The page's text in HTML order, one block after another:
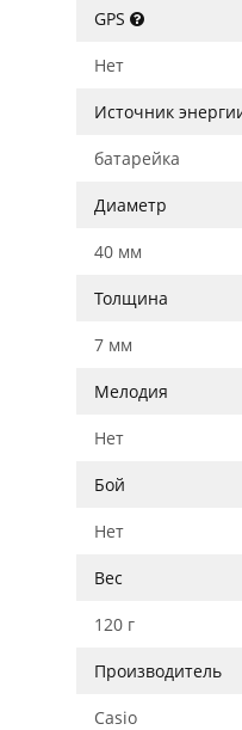
GPS
Нет
Источник
батарейка
Диаметр
40 мм
Толщина
7 мм
Мелодия
Нет
Бой
Нет
Вес
120 г
Производитель
Casio